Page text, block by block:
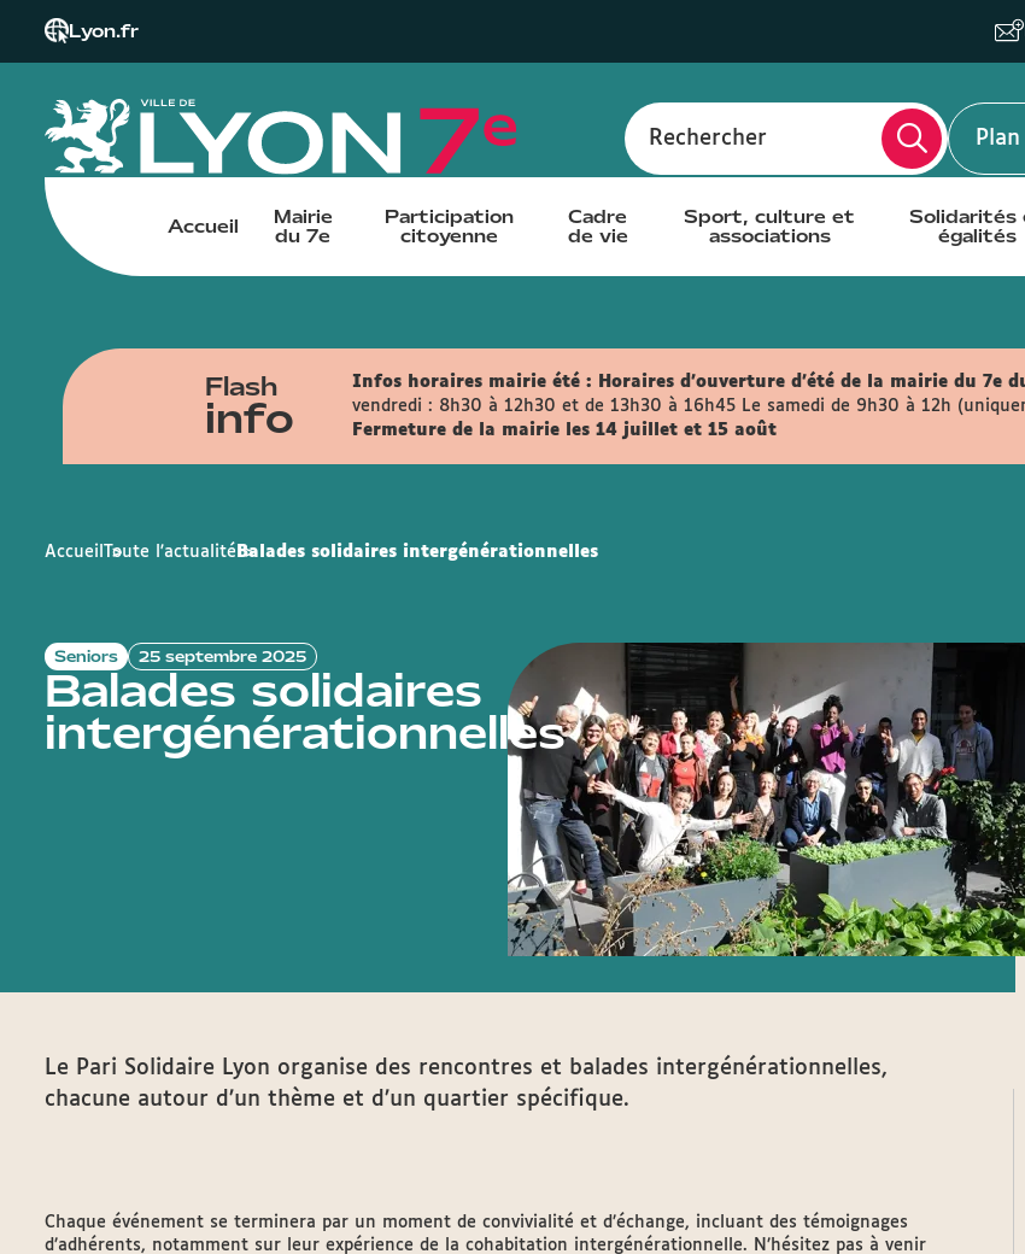
Lyon.fr
Rechercher
Accueil
Mairie
du 7e
Participation
citoyenne
Cadre
de vie
Sport, culture et
associations
Solidarités
égalités
Flash
info
Infos horaires mairie été : Horaires d'ouverture d'été de la mairie du 7e
vendredi : 8h30 à 12h30 et de 13h30 à 16h45 Le samedi de 9h30 à 12h
Fermeture de la mairie les 14 juillet et 15 août
Accueil Toute l'actualité Balades solidaires intergénérationnelles
Seniors 25 septembre 2025
Balades solidaires
intergénérationnelles
Le Pari Solidaire Lyon organise des rencontres et balades intergénérationnelles,
chacune autour d’un thème et d’un quartier spécifique.
Chaque événement se terminera par un moment de convivialité et d’échange, incluant des témoignages
d’adhérents, notamment sur leur expérience de la cohabitation intergénérationnelle. N’hésitez pas à venir